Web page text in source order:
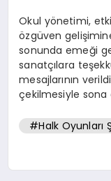
Okul yönetimi,
özgüven
sonunda emeği
sanatçılara
mesajlarının
çekilmesiyle sona
#Halk Oyunları